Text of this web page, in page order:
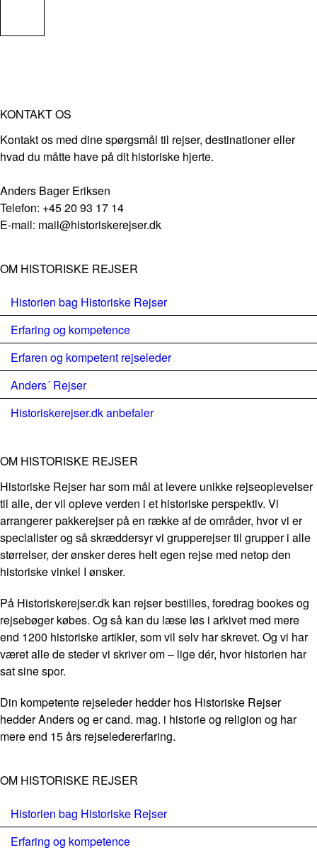
KONTAKT OS
Kontakt os med dine spørgsmål til rejser, destinationer eller
hvad du måtte have på dit historiske hjerte.
Anders Bager Eriksen
Telefon: +45 20 93 17 14
E-mail: mail@historiskerejser.dk
OM HISTORISKE REJSER
Historien bag Historiske Rejser
Erfaring og kompetence
Erfaren og kompetent rejseleder
Anders´ Rejser
Historiskerejser.dk anbefaler
OM HISTORISKE REJSER
Historiske Rejser har som mål at levere unikke rejseoplevelser
til alle, der vil opleve verden i et historiske perspektiv. Vi
arrangerer pakkerejser på en række af de områder, hvor vi er
specialister og så skræddersyr vi grupperejser til grupper i alle
størrelser, der ønsker deres helt egen rejse med netop den
historiske vinkel I ønsker.
På Historiskerejser.dk kan rejser bestilles, foredrag bookes og
rejsebøger købes. Og så kan du læse løs i arkivet med mere
end 1200 historiske artikler, som vil selv har skrevet. Og vi har
været alle de steder vi skriver om – lige dér, hvor historien har
sat sine spor.
Din kompetente rejseleder hedder hos Historiske Rejser
hedder Anders og er cand. mag. i historie og religion og har
mere end 15 års rejseledererfaring.
OM HISTORISKE REJSER
Historien bag Historiske Rejser
Erfaring og kompetence